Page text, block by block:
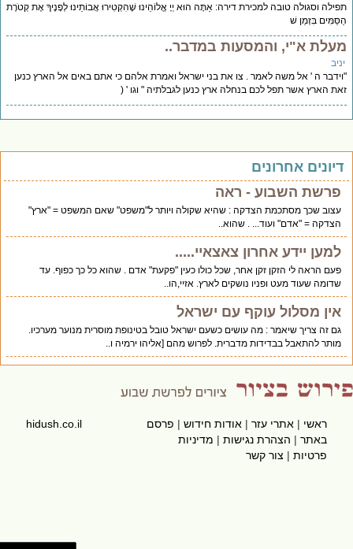
וסגולה טובה למכירת דירה: אַתָּה הוּא יְיָ אֱלוֹהֵינוּ שֶׁהִקְטִירוּ אֲבוֹתֵינוּ לְפָנֶיךָ אֶת קְטֹרֶת
בִּזְמַן שׁ
א"י, והמסעות במדבר..
ה ' אל משה לאמר . צו את בני ישראל ואמרת אלהם כי אתם באים אל הארץ כנען
הארץ אשר תפל לכם בנחלה ארץ כנען לגבלתיה " וגו ' (
אחרונים
פרשת השבוע - ראה
עצוב שכך מסתכמת הצדקה : שהיא שקולה ויותר ל"משפט" שאם המשפט = "ארץ"
הצדקה = "אדם" ועוד... . שהוא..
למען יידע אחרון צאצאיי.....
פעם הראה לי הזקן זקן אחר, שכל כולו כעין "פקעת" אדם . שהוא כל כך כפוף. עד
שדומה שעוד מעט ופניו נושקים לארץ. אזיי,הו..
אין מסלול עוקף עם ישראל
גם זה צריך שיאמר : מה עושים כשעם ישראל טובל בטינופת מוסרית מנוער מערכיו.
מותר להתאבל בבדידות מדברית. לפרוש מהם [אליהו ירמיה ו..
ראשי|אתרי עזר|אודות חידוש|פרסם
באתר|הצהרת נגישות|מדיניות
פרטיות|צור קשר
hidush.co.il